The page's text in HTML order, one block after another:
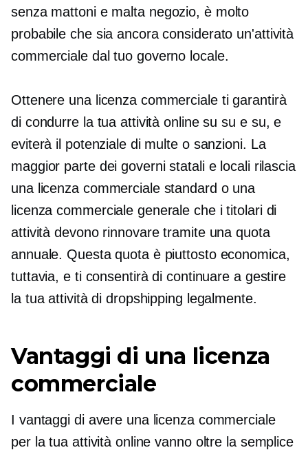
senza mattoni e maltanegozio, è molto
probabile che sia ancora considerato un'attività
commerciale dal tuo governo locale.
Ottenere una licenza commerciale ti garantirà
di condurre la tua attività online susu e su, e
eviterà il potenziale di multe o sanzioni. La
maggior parte dei governi statali e locali rilascia
una licenza commerciale standard o una
licenza commerciale generale che i titolari di
attività devono rinnovare tramite una quota
annuale. Questa quota è piuttosto economica,
tuttavia, e ti consentirà di continuare a gestire
la tua attività di dropshipping legalmente.
Vantaggi di una licenza
commerciale
I vantaggi di avere una licenza commerciale
per la tua attività online vanno oltre la semplice